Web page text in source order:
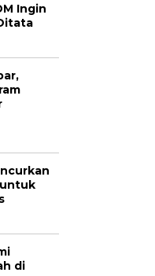
Ingin
untuk
di